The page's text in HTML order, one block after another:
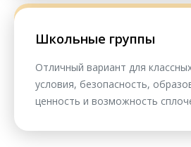
Школьные группы
Отличный вариант для
условия, безопасность,
ценность и возможность